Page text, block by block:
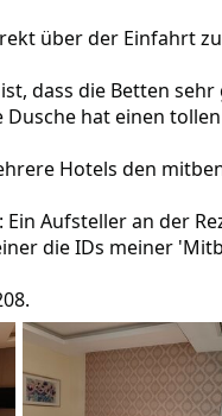
über der Einfahrt
dass die Betten
hat einen
Hotels den
Aufsteller an der
die IDs meiner